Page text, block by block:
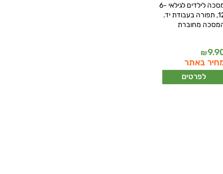
מסכה לילדים לגילאי 6-
12, תפורה בעבודת יד.
מחוברת
₪
באתר
לפרטים